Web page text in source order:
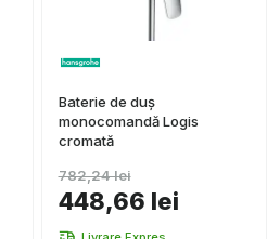
Baterie de duș
monocomandă Logis
cromată
448,66 lei
782,24 lei